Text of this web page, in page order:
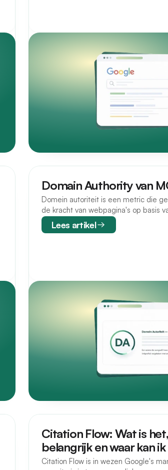
Domain Authority van
Domein autoriteit is een metric die
de kracht van webpagina's op basis
Lees artikel
Citation Flow: Wat is
belangrijk en waar kan
Citation Flow is in wezen Google's